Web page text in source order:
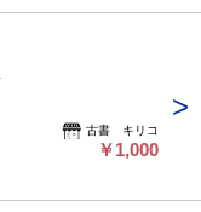
古書 キリコ
￥1,000